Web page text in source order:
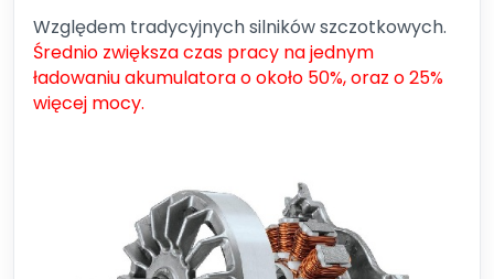
Względem tradycyjnych silników szczotkowych.
Średnio zwiększa czas pracy na jednym
ładowaniu akumulatora o około 50%, oraz o 25%
więcej mocy.